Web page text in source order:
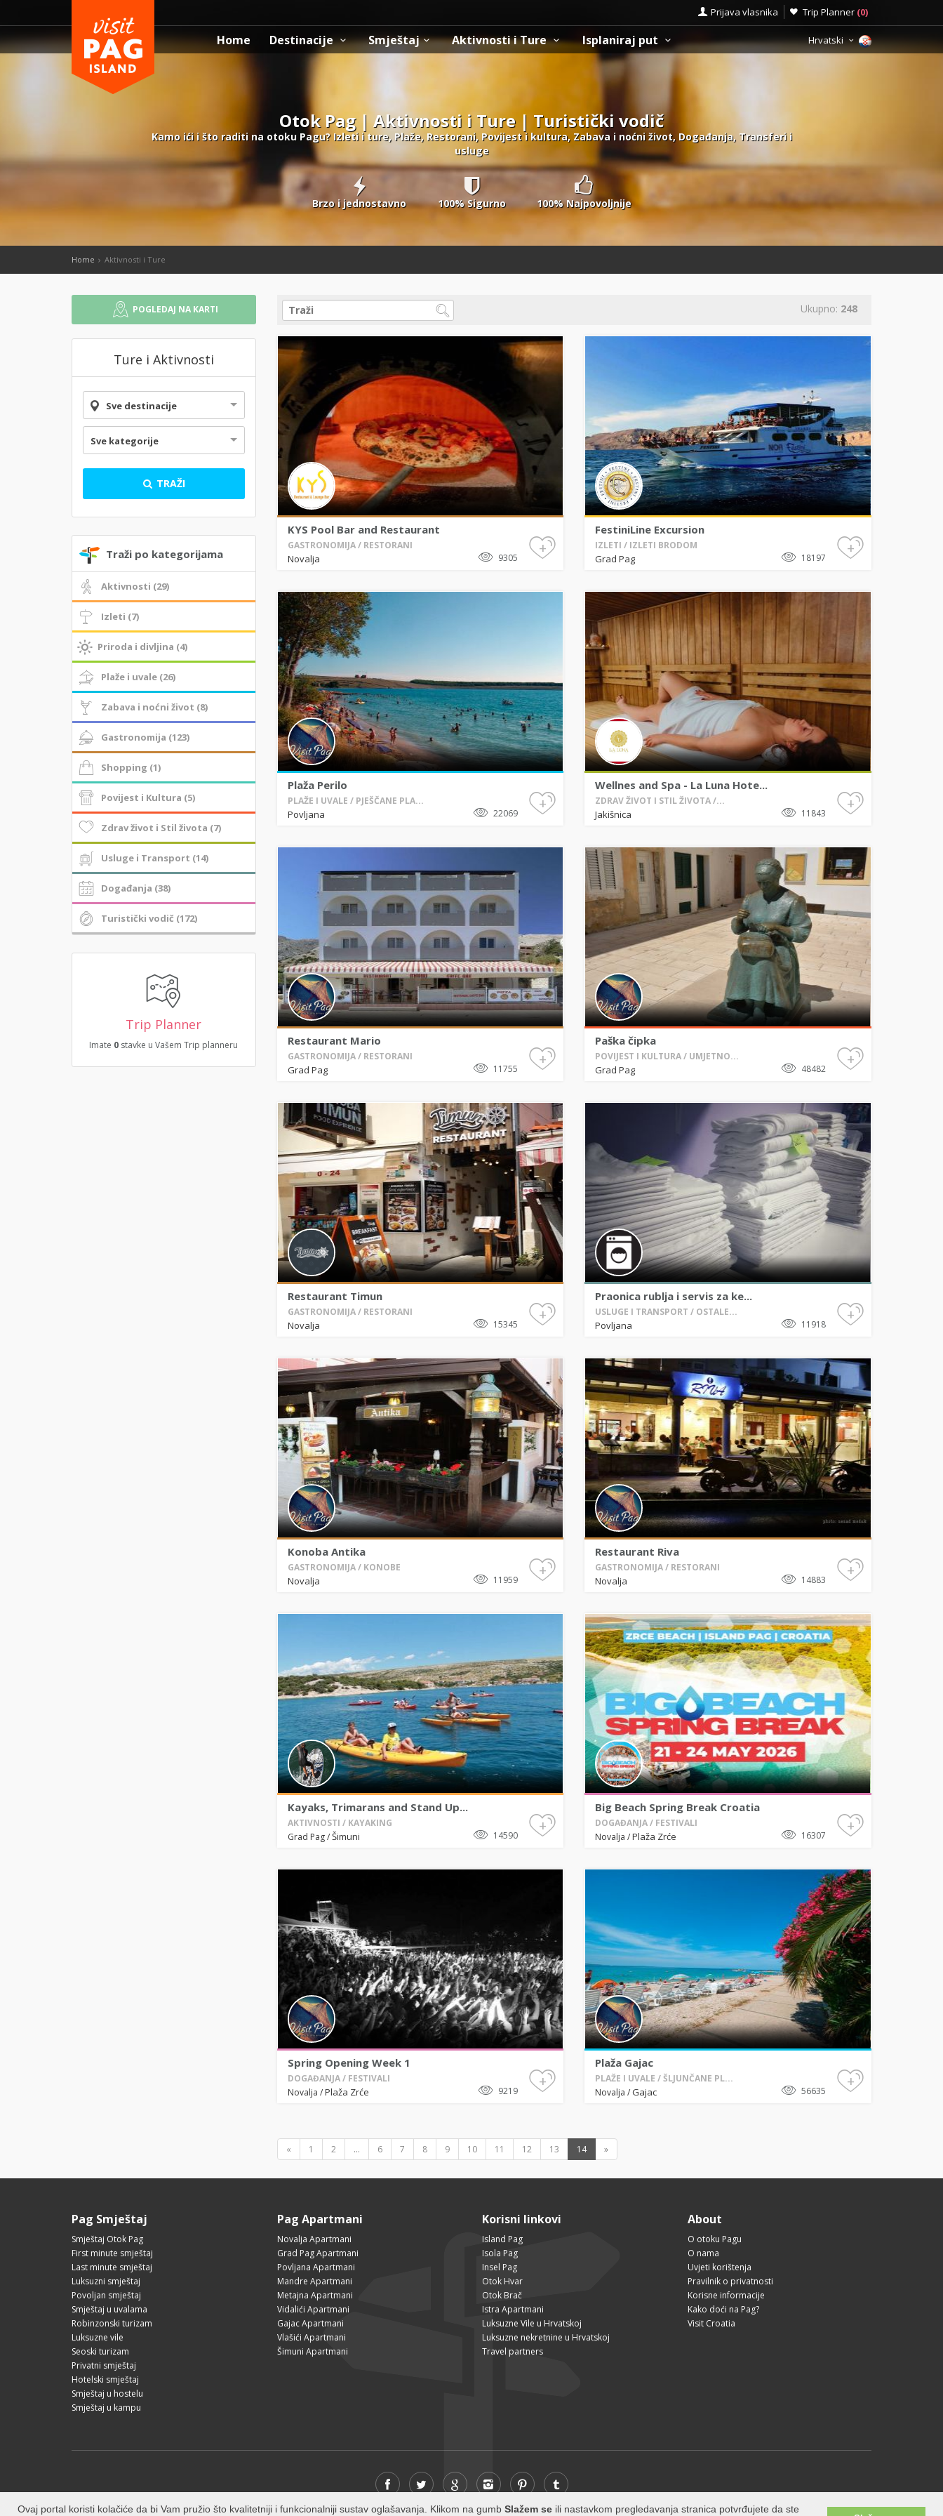
Ovaj portal koristi kolačiće da bi Vam pružio što kvalitetniji i funkcionalniji sustav oglašavanja. Klikom na gumbSlažem se ili nastavkom pregledavanja stranica potvrđujete da ste
Prijava vlasnika Trip Planner (0)
Home Destinacije Smještaj Aktivnosti i Ture Isplaniraj put Hrvatski
Otok Pag | Aktivnosti i Ture | Turistički vodič
Kamo ići i što raditi na otoku Pagu? Izleti i ture, Plaže, Restorani, Povijest i kultura, Zabava i noćni život, Događanja, Transferi i
usluge
Brzo i jednostavno 100% Sigurno 100% Najpovoljnije
Home Aktivnosti i Ture
POGLEDAJ NA KARTI
Ture i Aktivnosti
Sve destinacije
Sve kategorije
TRAŽI
Traži po kategorijama
Aktivnosti (29)
Izleti (7)
Priroda i divljina (4)
Plaže i uvale (26)
Zabava i noćni život (8)
Gastronomija (123)
Shopping (1)
Povijest i Kultura (5)
Zdrav život i Stil života (7)
Usluge i Transport (14)
Događanja (38)
Turistički vodič (172)
Trip Planner
Imate 0 stavke u Vašem Trip planneru
Ukupno: 248
KYS Pool Bar and Restaurant
GASTRONOMIJA / RESTORANI
9305
Novalja
+
FestiniLine Excursion
IZLETI / IZLETI BRODOM
18197
Grad Pag
+
Plaža Perilo
PLAŽE I UVALE / PJEŠČANE PLA...
22069
Povljana
+
Wellnes and Spa - La Luna Hote...
ZDRAV ŽIVOT I STIL ŽIVOTA /...
11843
Jakišnica
+
Restaurant Mario
GASTRONOMIJA / RESTORANI
11755
Grad Pag
+
Paška čipka
POVIJEST I KULTURA / UMJETNO...
48482
Grad Pag
+
Restaurant Timun
GASTRONOMIJA / RESTORANI
15345
Novalja
+
Praonica rublja i servis za ke...
USLUGE I TRANSPORT / OSTALE...
11918
Povljana
+
Konoba Antika
GASTRONOMIJA / KONOBE
11959
Novalja
+
Restaurant Riva
GASTRONOMIJA / RESTORANI
14883
Novalja
+
Kayaks, Trimarans and Stand Up...
AKTIVNOSTI / KAYAKING
14590
Grad Pag/Šimuni
+
Big Beach Spring Break Croatia
DOGAĐANJA / FESTIVALI
16307
Novalja/Plaža Zrće
+
Spring Opening Week 1
DOGAĐANJA / FESTIVALI
9219
Novalja /Plaža Zrće
+
Plaža Gajac
PLAŽE I UVALE / ŠLJUNČANE PL...
56635
Novalja/Gajac
+
« 1 2 ... 6 7 8 9 10 11 12 13 14 »
Pag Smještaj
Smještaj Otok Pag
First minute smještaj
Last minute smještaj
Luksuzni smještaj
Povoljan smještaj
Smještaj u uvalama
Robinzonski turizam
Luksuzne vile
Seoski turizam
Privatni smještaj
Hotelski smještaj
Smještaj u hostelu
Smještaj u kampu
Pag Apartmani
Novalja Apartmani
Grad Pag Apartmani
Povljana Apartmani
Mandre Apartmani
Metajna Apartmani
Vidalići Apartmani
Gajac Apartmani
Vlašići Apartmani
Šimuni Apartmani
Korisni linkovi
Island Pag
Isola Pag
Insel Pag
Otok Hvar
Otok Brač
Istra Apartmani
Luksuzne Vile u Hrvatskoj
Luksuzne nekretnine u Hrvatskoj
Travel partners
About
O otoku Pagu
O nama
Uvjeti korištenja
Pravilnik o privatnosti
Korisne informacije
Kako doći na Pag?
Visit Croatia